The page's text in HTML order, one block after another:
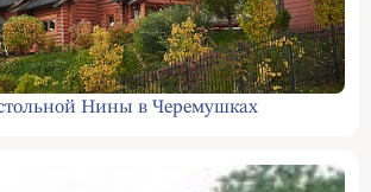
Нины в Черемушках